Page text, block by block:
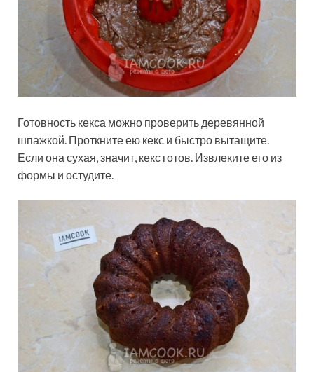
Готовность кекса можно проверить деревянной
шпажкой. Проткните ею кекс и быстро вытащите.
Если она сухая, значит, кекс готов. Извлеките его из
формы и остудите.